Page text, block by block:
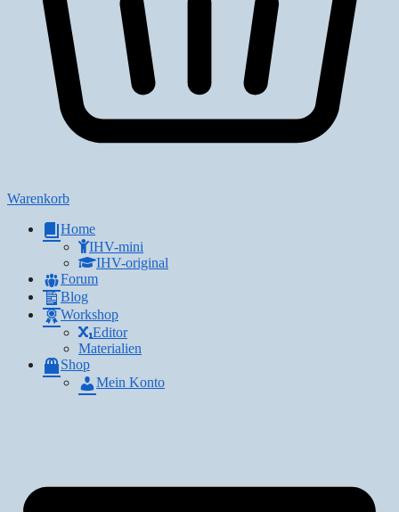
Warenkorb
Home
IHV-mini
IHV-original
Forum
Blog
Workshop
Editor
Materialien
Shop
Mein Konto